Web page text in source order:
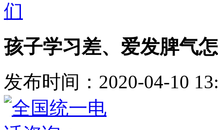
孩子学习差、爱发脾气
发布时间：2020-04-10